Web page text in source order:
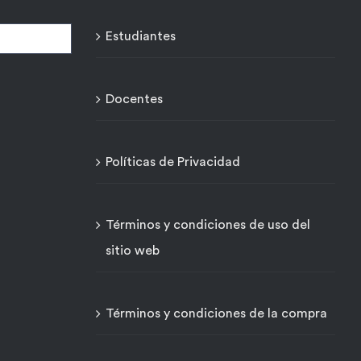
Estudiantes
Docentes
Políticas de Privacidad
Términos y condiciones de uso del
sitio web
Términos y condiciones de la compra